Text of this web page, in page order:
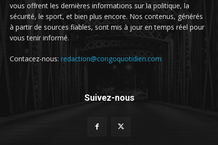
vous offrent les dernières informations sur la politique, la
sécurité, le sport, et bien plus encore. Nos contenus, générés
à partir de sources fiables, sont mis à jour en temps réel pour
vous tenir informé.
Contacez-nous: redaction@congoquotidien.com
Suivez-nous